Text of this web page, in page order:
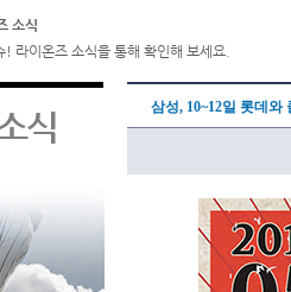
소식
라이온즈 소식을 통해 확인해 보세요.
식 삼성, 10~12일 롯데와